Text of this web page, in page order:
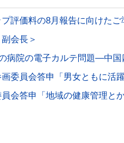
評価料の8月報告に向けたご
会長＞
病院の電子カルテ問題―中
委員会答申「男女ともに活
会答申「地域の健康管理と